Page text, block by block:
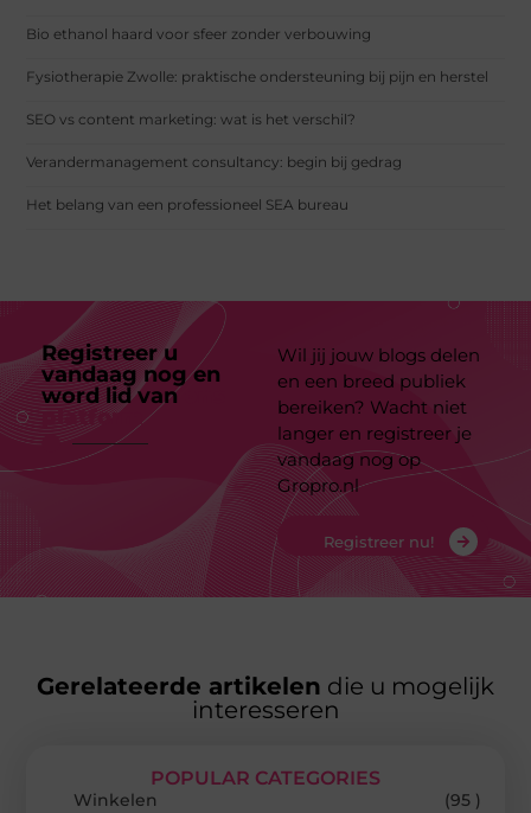
Bio ethanol haard voor sfeer zonder verbouwing
Fysiotherapie Zwolle: praktische ondersteuning bij pijn en herstel
SEO vs content marketing: wat is het verschil?
Verandermanagement consultancy: begin bij gedrag
Het belang van een professioneel SEA bureau
Registreer u
vandaag nog en
word lid van
platform
Wil jij jouw blogs delen
en een breed publiek
bereiken? Wacht niet
langer en registreer je
vandaag nog op
Gropro.nl
Registreer nu!
Gerelateerde artikelen die u mogelijk
interesseren
POPULAR CATEGORIES
Winkelen
(95 )